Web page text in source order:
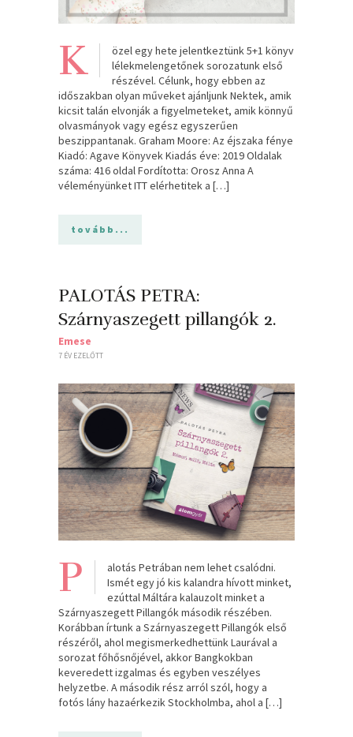
K
özel egy hete jelentkeztünk 5+1 könyv
lélekmelengetőnek sorozatunk első
részével. Célunk, hogy ebben az
időszakban olyan műveket ajánljunk Nektek, amik
kicsit talán elvonják a figyelmeteket, amik könnyű
olvasmányok vagy egész egyszerűen
beszippantanak. Graham Moore: Az ​éjszaka fénye
Kiadó: Agave Könyvek Kiadás éve: 2019 Oldalak
száma: 416 oldal Fordította: Orosz Anna A
véleményünket ITT elérhetitek a […]
tovább...
PALOTÁS PETRA:
Szárnyaszegett pillangók 2.
Emese
7 ÉV EZELŐTT
P
alotás Petrában nem lehet csalódni.
Ismét egy jó kis kalandra hívott minket,
ezúttal Máltára kalauzolt minket a
Szárnyaszegett Pillangók második részében.
Korábban írtunk a Szárnyaszegett Pillangók első
részéről, ahol megismerkedhettünk Laurával a
sorozat főhősnőjével, akkor Bangkokban
keveredett izgalmas és egyben veszélyes
helyzetbe. A második rész arról szól, hogy a
fotós lány hazaérkezik Stockholmba, ahol a […]